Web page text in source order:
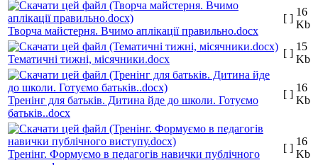
Творча майстерня. Вчимо аплікації правильно.docx
[ ]
16
Kb
Тематичні тижні, місячники.docx
[ ]
15
Kb
Тренінг для батьків. Дитина йде до школи. Готуємо
батьків..docx
[ ]
16
Kb
Тренінг. Формуємо в педагогів навички публічного
[ ]
16
Kb